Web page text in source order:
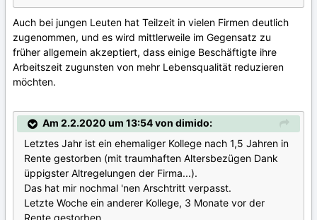
Auch bei jungen Leuten hat Teilzeit in vielen Firmen deutlich
zugenommen, und es wird mittlerweile im Gegensatz zu
früher allgemein akzeptiert, dass einige Beschäftigte ihre
Arbeitszeit zugunsten von mehr Lebensqualität reduzieren
möchten.
Am 2.2.2020 um 13:54 von dimido:
Letztes Jahr ist ein ehemaliger Kollege nach 1,5 Jahren in
Rente gestorben (mit traumhaften Altersbezügen Dank
üppigster Altregelungen der Firma...).
Das hat mir nochmal 'nen Arschtritt verpasst.
Letzte Woche ein anderer Kollege, 3 Monate vor der
Rente gestorben.